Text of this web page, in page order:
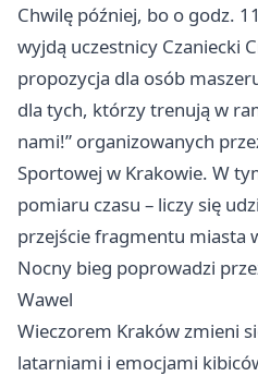
Chwilę później, bo o godz.
wyjdą uczestnicy Czaniecki
propozycja dla osób
dla tych, którzy trenują w
nami!” organizowanych
Sportowej w Krakowie. W
pomiaru czasu – liczy się
przejście fragmentu miasta
Nocny bieg poprowadzi
Wawel
Wieczorem Kraków zmieni
latarniami i emocjami